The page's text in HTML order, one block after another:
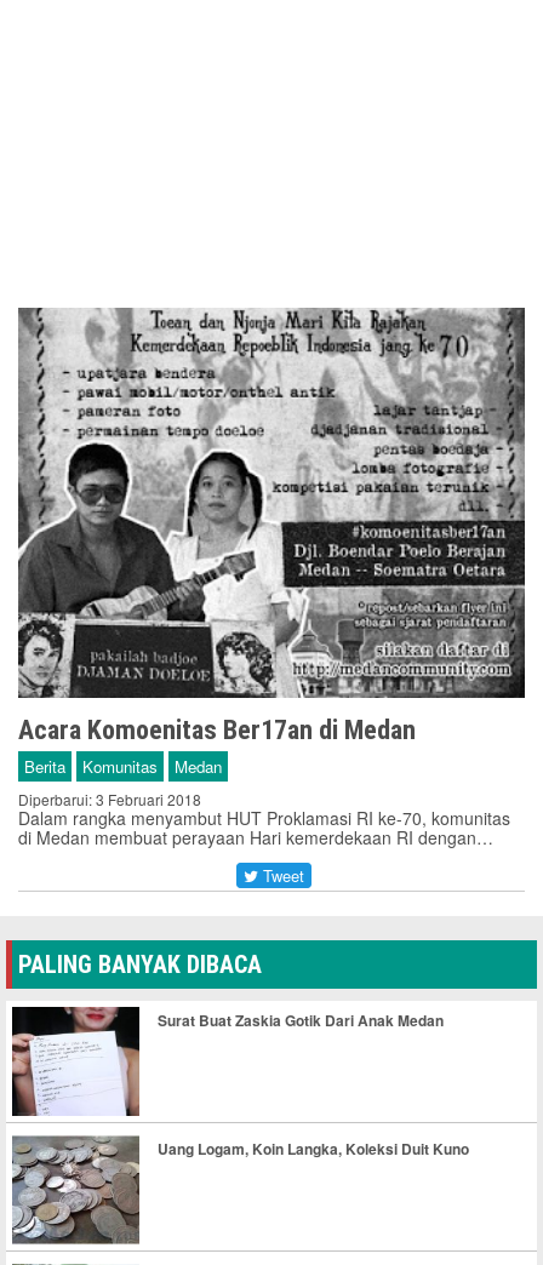
Acara Komoenitas Ber17an di Medan
Berita Komunitas Medan
Diperbarui: 3 Februari 2018
Dalam rangka menyambut HUT Proklamasi RI ke-70, komunitas
di Medan membuat perayaan Hari kemerdekaan RI dengan…
Tweet
PALING BANYAK DIBACA
Surat Buat Zaskia Gotik Dari Anak Medan
Uang Logam, Koin Langka, Koleksi Duit Kuno